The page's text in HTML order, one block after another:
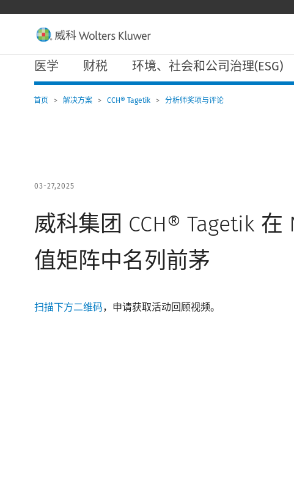
o
主
导
航
医学 财税 环境、社会和公司治理(ESG)
首页 > 解决方案 > CCH® Tagetik > 分析师奖项与评论
03-27,2025
威科集团 CCH® Tagetik
值矩阵中名列前茅
扫描下方二维码，申请获取活动回顾视频。